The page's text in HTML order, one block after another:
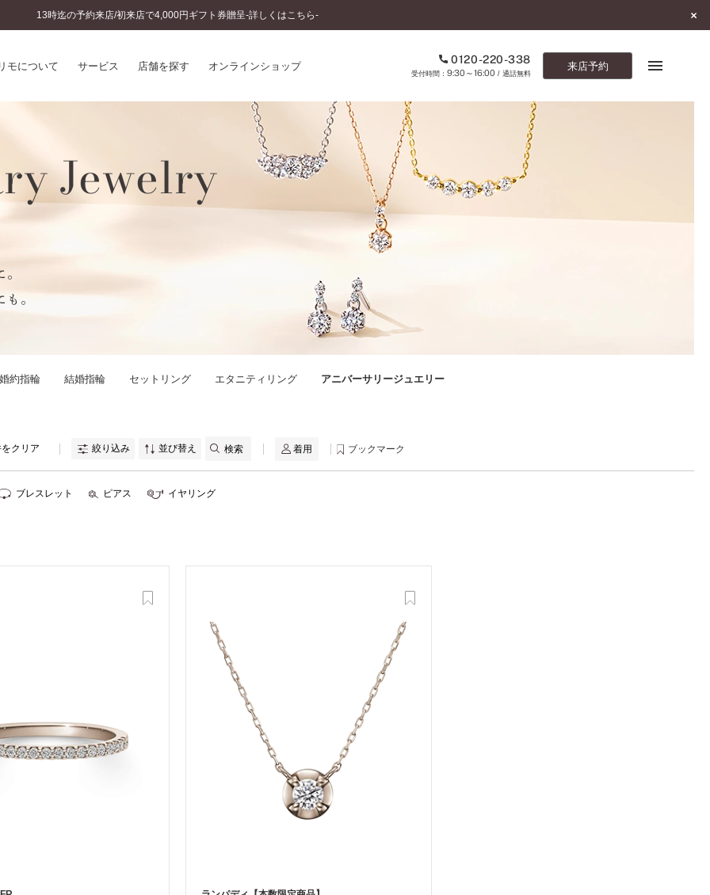
13時迄の予約来店/初来店で4,000円ギフト券贈呈-詳しくはこちら-
モについて サービス 店舗を探す オンラインショップ 0120-220-338
9:30～16:00/ 通話無料
来店予約
ンへのこだわり
のこだわり
ス
セットリングとは
エタニティリングとは
ブックマーク
ONLINE SHOP
Jewelry
。
婚約指輪 結婚指輪 セットリング エタニティリング アニバーサリージュエリー
クリア 絞り込み 並び替え 着用 ブックマーク
ブレスレット ピアス イヤリング